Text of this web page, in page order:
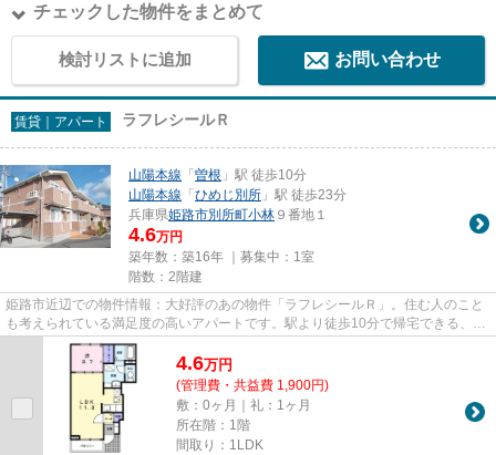
チェックした物件をまとめて
検討リストに追加 お問い合わせ
賃貸｜アパート ラフレシールＲ
山陽本線 「曽根 」駅 徒歩10分
山陽本線 「ひめじ別所 」駅 徒歩23分
兵庫県姫路市別所町小林 ９番地１
4.6万円
築年数：築16年 ｜募集中： 1室
階数：2階建
姫路市近辺での物件情報：大好評のあの物件「ラフレシールＲ」。住む人のこと
も考えられている満足度の高いアパートです。駅より徒歩10分で帰宅できる、快
適な環境が魅力的な物件です...
4.6万円
(管理費・共益費 1,900円)
敷：0ヶ月｜礼：1ヶ月
所在階：1階
間取り：1LDK